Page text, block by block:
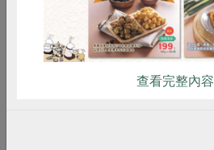
查看完整內容..